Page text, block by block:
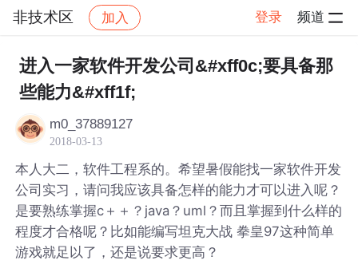
非技术区 加入 登录 频道
社区 非技术区 帖子详情
进入一家软件开发公司&#xff0c;要具备那
些能力&#xff1f;
m0_37889127
2018-03-13
本人大二，软件工程系的。希望暑假能找一家软件开发
公司实习，请问我应该具备怎样的能力才可以进入呢？
是要熟练掌握c＋＋？java？uml？而且掌握到什么样的
程度才合格呢？比如能编写坦克大战 拳皇97这种简单
游戏就足以了，还是说要求更高？